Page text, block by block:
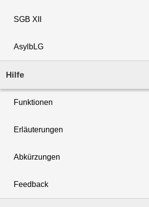
SGB XII
AsylbLG
Hilfe
Funktionen
Erläuterungen
Abkürzungen
Feedback